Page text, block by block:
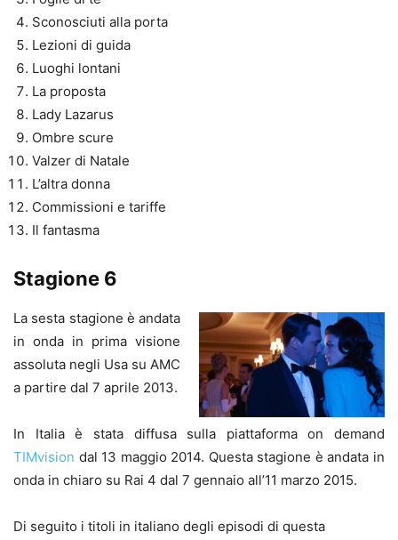
Sconosciuti alla porta
Lezioni di guida
Luoghi lontani
La proposta
Lady Lazarus
Ombre scure
Valzer di Natale
L’altra donna
Commissioni e tariffe
Il fantasma
Stagione 6
La sesta stagione è andata
in onda in prima visione
assoluta negli Usa su AMC
a partire dal 7 aprile 2013.
In Italia è stata diffusa sulla piattaforma on demand
TIMvision dal 13 maggio 2014. Questa stagione è andata in
onda in chiaro su Rai 4 dal 7 gennaio all’11 marzo 2015.
Di seguito i titoli in italiano degli episodi di questa